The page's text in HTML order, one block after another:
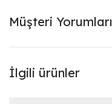
Müşteri Yorumları
İlgili ürünler